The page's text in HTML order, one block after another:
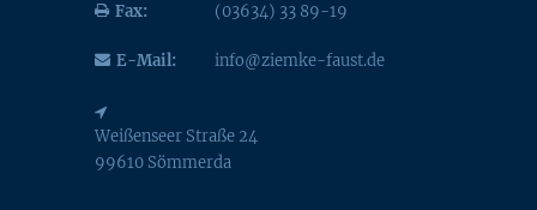
Fax: (03634) 33 89-19
E-Mail: info@ziemke-faust.de
Weißenseer Straße 24
99610 Sömmerda